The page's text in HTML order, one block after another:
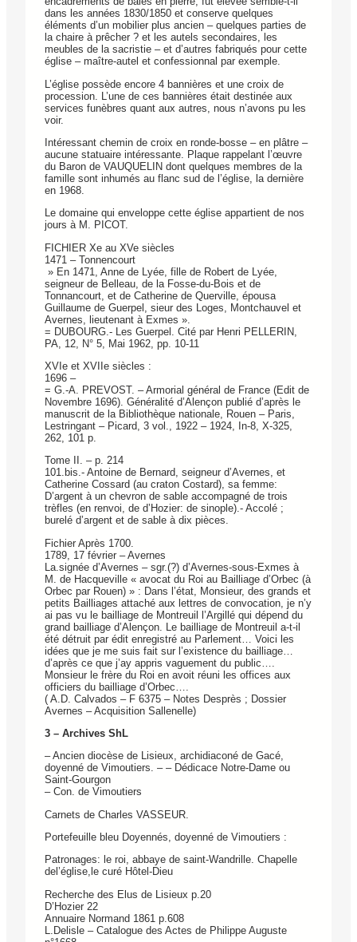
dans les années 1830/1850 et conserve quelques
éléments d’un mobilier plus ancien – quelques parties de
la chaire à prêcher ? et les autels secondaires, les
meubles de la sacristie – et d’autres fabriqués pour cette
église – maître-autel et confessionnal par exemple.
L’église possède encore 4 bannières et une croix de
procession. L’une de ces bannières était destinée aux
services funèbres quant aux autres, nous n’avons pu les
voir.
Intéressant chemin de croix en ronde-bosse – en plâtre –
aucune statuaire intéressante. Plaque rappelant l’œuvre
du Baron de VAUQUELIN dont quelques membres de la
famille sont inhumés au flanc sud de l’église, la dernière
en 1968.
Le domaine qui enveloppe cette église appartient de nos
jours à M. PICOT.
FICHIER Xe au XVe siècles
1471 – Tonnencourt
» En 1471, Anne de Lyée, fille de Robert de Lyée,
seigneur de Belleau, de la Fosse-du-Bois et de
Tonnancourt, et de Catherine de Querville, épousa
Guillaume de Guerpel, sieur des Loges, Montchauvel et
Avernes, lieutenant à Exmes ».
= DUBOURG.- Les Guerpel. Cité par Henri PELLERIN,
PA, 12, N° 5, Mai 1962, pp. 10-11
XVIe et XVIIe siècles :
1696 –
= G.-A. PREVOST. – Armorial général de France (Edit de
Novembre 1696). Généralité d’Alençon publié d’après le
manuscrit de la Bibliothèque nationale, Rouen – Paris,
Lestringant – Picard, 3 vol., 1922 – 1924, In-8, X-325,
262, 101 p.
Tome II. – p. 214
101.bis.- Antoine de Bernard, seigneur d’Avernes, et
Catherine Cossard (au craton Costard), sa femme:
D’argent à un chevron de sable accompagné de trois
trèfles (en renvoi, de d’Hozier: de sinople).- Accolé ;
burelé d’argent et de sable à dix pièces.
Fichier Après 1700.
1789, 17 février – Avernes
La.signée d’Avernes – sgr.(?) d’Avernes-sous-Exmes à
M. de Hacqueville « avocat du Roi au Bailliage d’Orbec (à
Orbec par Rouen) » : Dans l’état, Monsieur, des grands et
petits Bailliages attaché aux lettres de convocation, je n’y
ai pas vu le bailliage de Montreuil l’Argillé qui dépend du
grand bailliage d’Alençon. Le bailliage de Montreuil a-t-il
été détruit par édit enregistré au Parlement… Voici les
idées que je me suis fait sur l’existence du bailliage…
d’après ce que j’ay appris vaguement du public….
Monsieur le frère du Roi en avoit réuni les offices aux
officiers du bailliage d’Orbec….
( A.D. Calvados – F 6375 – Notes Desprès ; Dossier
Avernes – Acquisition Sallenelle)
3 – Archives ShL
– Ancien diocèse de Lisieux, archidiaconé de Gacé,
doyenné de Vimoutiers. – – Dédicace Notre-Dame ou
Saint-Gourgon
– Con. de Vimoutiers
Carnets de Charles VASSEUR.
Portefeuille bleu Doyennés, doyenné de Vimoutiers :
Patronages: le roi, abbaye de saint-Wandrille. Chapelle
del’église,le curé Hôtel-Dieu
Recherche des Elus de Lisieux p.20
D’Hozier 22
Annuaire Normand 1861 p.608
L.Delisle – Catalogue des Actes de Philippe Auguste